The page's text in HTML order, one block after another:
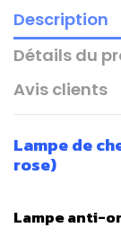
Description
Détails du
Avis clients
Lampe de
rose)
Lampe anti-